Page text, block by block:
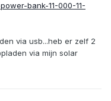
bank-11-000-11-
via usb...heb er zelf 2
via mijn solar